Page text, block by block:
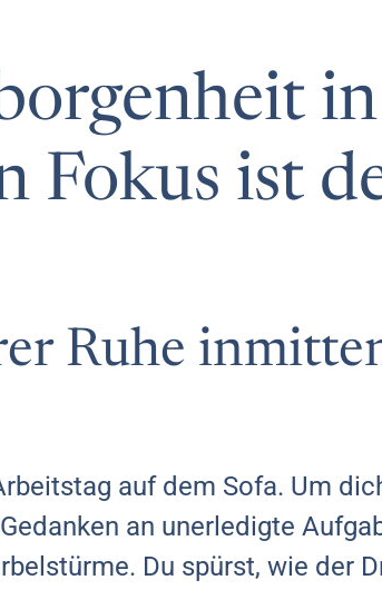
in
Fokus ist
Ruhe
auf dem Sofa. Um
an unerledigte
Du spürst, wie der